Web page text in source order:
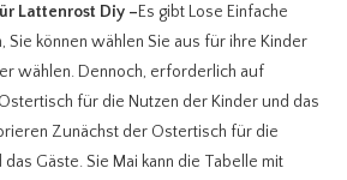
Lattenrost Diy –Es gibt Lose Einfache
Sie können wählen Sie aus für ihre Kinder
wählen. Dennoch, erforderlich auf
für die Nutzen der Kinder und das
Zunächst der Ostertisch für die
Gäste. Sie Mai kann die Tabelle mit